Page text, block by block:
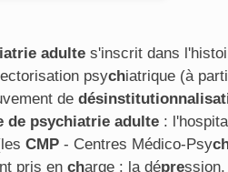
adulte s'inscrit dans
psychiatrique (à
de
de psychiatrie adulte :
CMP - Centres Médico-Psy
pris en charge : la dépre